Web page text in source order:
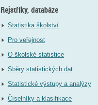
Rejstříky, databáze
Statistika školství
Pro veřejnost
O školské statistice
Sběry statistických dat
Statistické výstupy a analýzy
Číselníky a klasifikace